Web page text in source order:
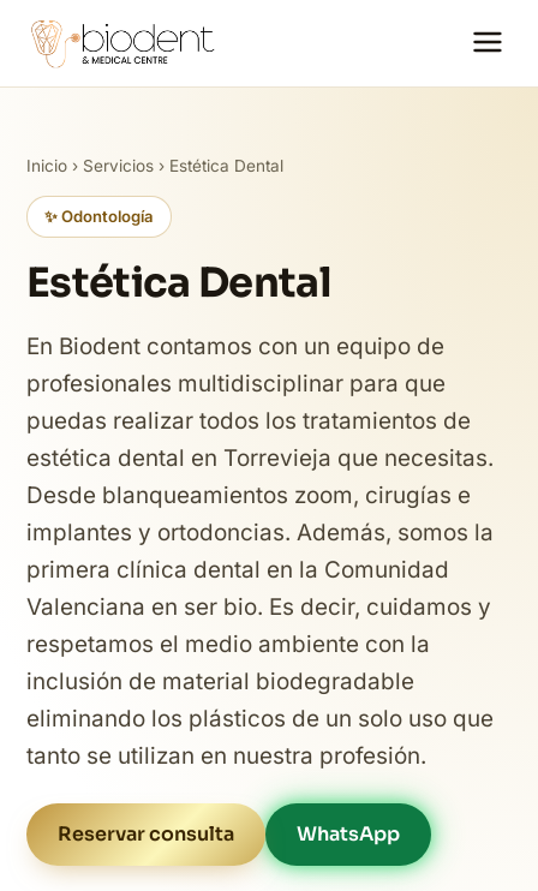
Inicio › Servicios › Estética Dental
✨ Odontología
Estética Dental
En Biodent contamos con un equipo de
profesionales multidisciplinar para que
puedas realizar todos los tratamientos de
estética dental en Torrevieja que necesitas.
Desde blanqueamientos zoom, cirugías e
implantes y ortodoncias. Además, somos la
primera clínica dental en la Comunidad
Valenciana en ser bio. Es decir, cuidamos y
respetamos el medio ambiente con la
inclusión de material biodegradable
eliminando los plásticos de un solo uso que
tanto se utilizan en nuestra profesión.
Reservar consulta WhatsApp